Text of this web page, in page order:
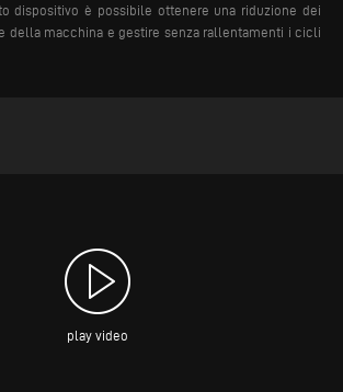
dispositivo è possibile ottenere una riduzione dei
della macchina e gestire senza rallentamenti i cicli
play video